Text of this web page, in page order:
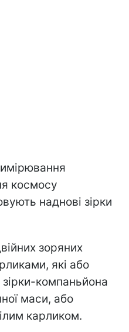
космосу
наднові зірки
зоряних
які або
компаньйона
маси, або
карликом.